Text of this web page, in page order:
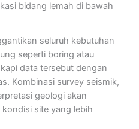
bidang lemah di bawah
seluruh kebutuhan
seperti boring atau
data tersebut dengan
Kombinasi survey seismik,
geologi akan
site yang lebih